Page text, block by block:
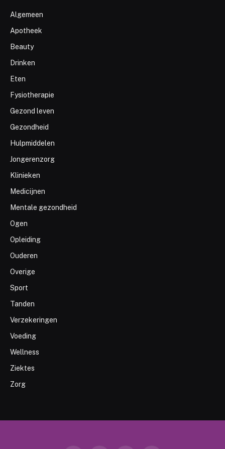
Algemeen
Apotheek
Beauty
Drinken
Eten
Fysiotherapie
Gezond leven
Gezondheid
Hulpmiddelen
Jongerenzorg
Klinieken
Medicijnen
Mentale gezondheid
Ogen
Opleiding
Ouderen
Overige
Sport
Tanden
Verzekeringen
Voeding
Wellness
Ziektes
Zorg